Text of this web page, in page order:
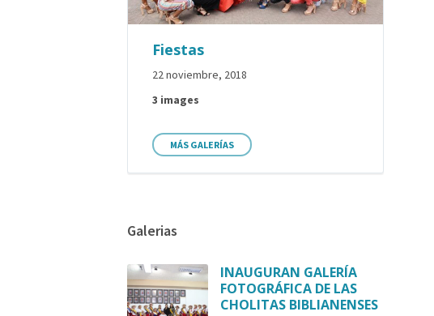
Fiestas
22 noviembre, 2018
3 images
MÁS GALERÍAS
Galerias
INAUGURAN GALERÍA
FOTOGRÁFICA DE LAS
CHOLITAS BIBLIANENSES